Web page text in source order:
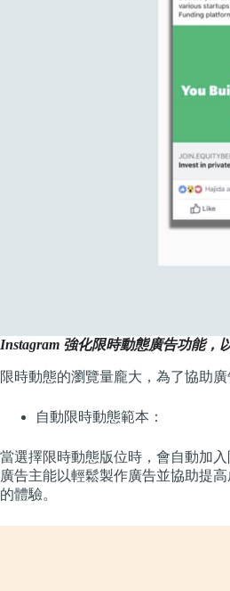
Instagram 強化限時動態廣告功能，
限時動態的瀏覽量龐大，為了協助
自動限時動態範本：
當選擇限時動態版位時，會自動加
廣告主能以輕鬆製作廣告並協助提
的體驗。